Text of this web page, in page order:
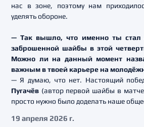
нас в зоне, поэтому нам
уделять обороне.
— Так вышло, что именно ты стал
заброшенной шайбы в этой
Можно ли на данный момент
важным в твоей карьере на
— Я думаю, что нет. Настоящий
Пугачёв (автор первой шайбы в
просто нужно было доделать наше
19 апреля 2026 г.